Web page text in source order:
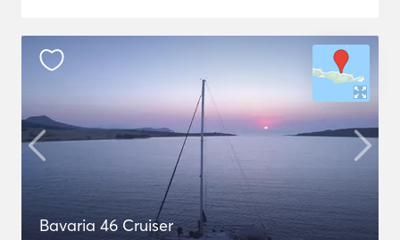
Bavaria 46 Cruiser